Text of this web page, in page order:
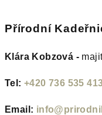
Přírodní
Klára Kobzová -
Tel: +420 736 535
Email: